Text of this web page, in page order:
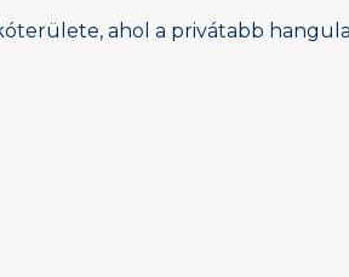
ahol a privátabb